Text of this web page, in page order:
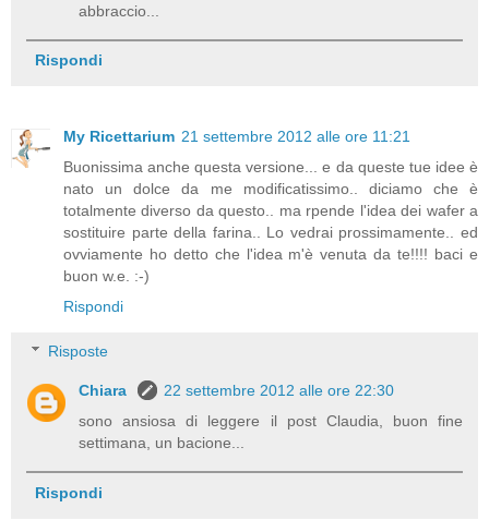
abbraccio...
Rispondi
My Ricettarium 21 settembre 2012 alle ore 11:21
Buonissima anche questa versione... e da queste tue idee è
nato un dolce da me modificatissimo.. diciamo che è
totalmente diverso da questo.. ma rpende l'idea dei wafer a
sostituire parte della farina.. Lo vedrai prossimamente.. ed
ovviamente ho detto che l'idea m'è venuta da te!!!! baci e
buon w.e. :-)
Rispondi
Risposte
Chiara
22 settembre 2012 alle ore 22:30
sono ansiosa di leggere il post Claudia, buon fine
settimana, un bacione...
Rispondi